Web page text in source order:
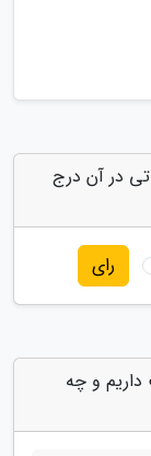
در آن درج
رای
و چه